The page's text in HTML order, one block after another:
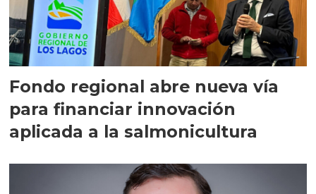
Fondo regional abre nueva vía
para financiar innovación
aplicada a la salmonicultura